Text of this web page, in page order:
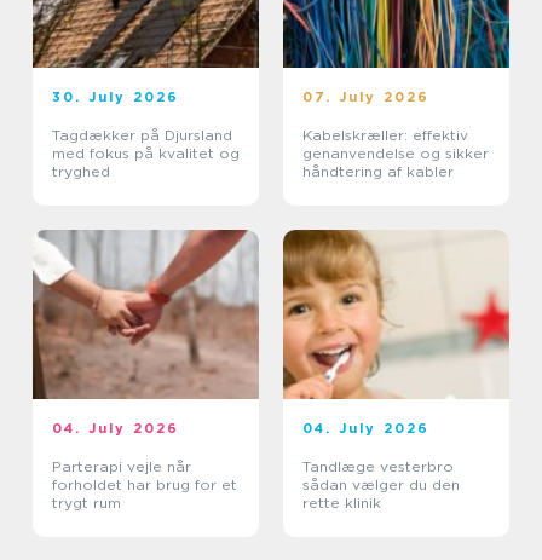
30. July 2026
Tagdækker på Djursland
med fokus på kvalitet og
tryghed
07. July 2026
Kabelskræller: effektiv
genanvendelse og sikker
håndtering af kabler
04. July 2026
Parterapi vejle når
forholdet har brug for et
trygt rum
04. July 2026
Tandlæge vesterbro
sådan vælger du den
rette klinik